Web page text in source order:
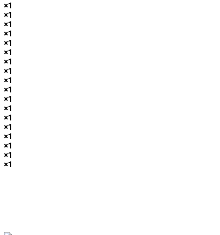
×1
×1
×1
×1
×1
×1
×1
×1
×1
×1
×1
×1
×1
×1
×1
×1
×1
×1